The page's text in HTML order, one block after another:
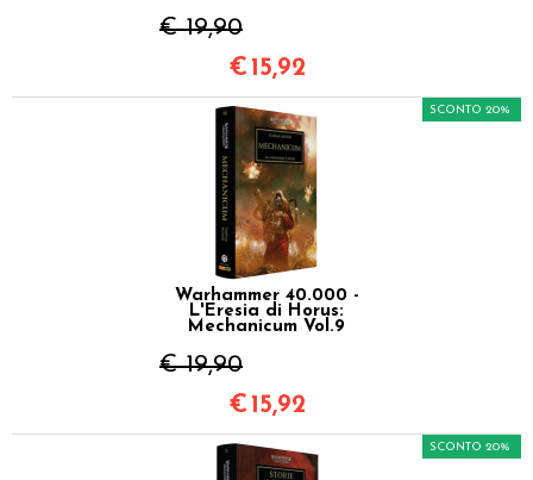
€ 19,90
€ 15,92
Warhammer 40.000 -
L'Eresia di Horus:
Mechanicum Vol.9
€ 19,90
SCONTO 20%
€ 15,92
SCONTO 20%